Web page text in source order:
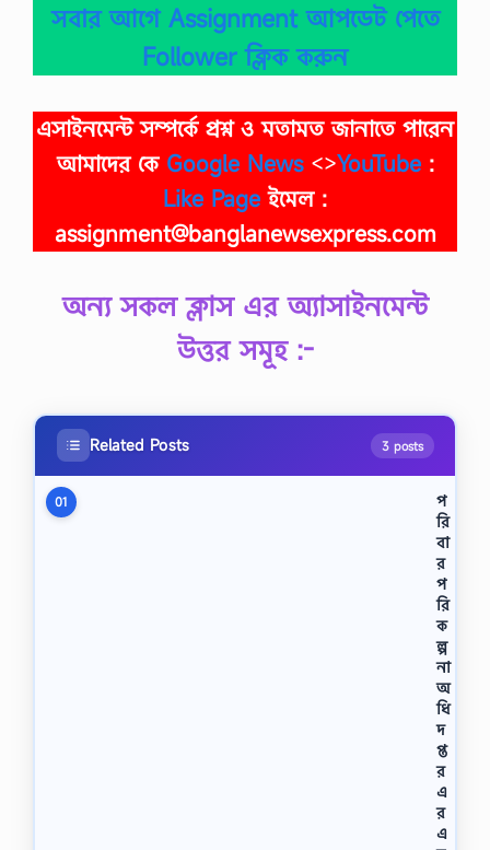
সবার আগে Assignment আপডেট পেতে
Follower ক্লিক করুন
এসাইনমেন্ট সম্পর্কে প্রশ্ন ও মতামত জানাতে পারেন
আমাদের কে Google News<>YouTube :
Like Page ইমেল :
assignment@banglanewsexpress.com
অন্য সকল ক্লাস এর অ্যাসাইনমেন্ট
উত্তর সমূহ :-
Related Posts 3 posts
01
প
রি
বা
র
প
রি
ক
ল্প
না
অ
ধি
দ
প্ত
র
এ
র
এ